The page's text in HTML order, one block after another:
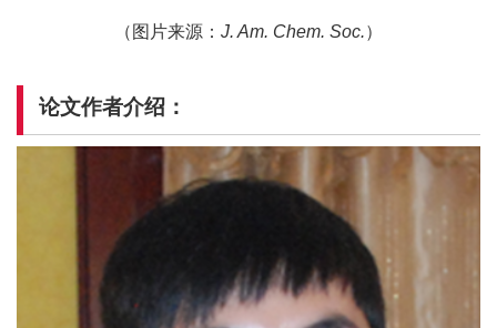
（图片来源： J. Am. Chem. Soc.）
论文作者介绍：